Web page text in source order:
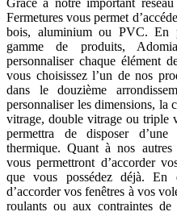
Fermetures vous permet
bois, aluminium ou PVC. En
gamme de produits,
personnaliser chaque élément
vous choisissez l’un de nos
dans le douzième
personnaliser les dimensions, la
vitrage, double vitrage ou triple
permettra de disposer
thermique. Quant à nos
vous permettront d’accorder
que vous possédez déjà.
d’accorder vos fenêtres à vos
roulants ou aux contraintes